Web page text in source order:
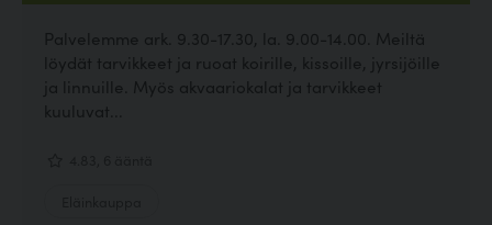
Palvelemme ark. 9.30-17.30, la. 9.00-14.00. Meiltä
löydät tarvikkeet ja ruoat koirille, kissoille, jyrsijöille
ja linnuille. Myös akvaariokalat ja tarvikkeet
kuuluvat...